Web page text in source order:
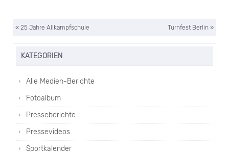
« 25 Jahre Allkampfschule Turnfest Berlin »
KATEGORIEN
Alle Medien-Berichte
Fotoalbum
Presseberichte
Pressevideos
Sportkalender